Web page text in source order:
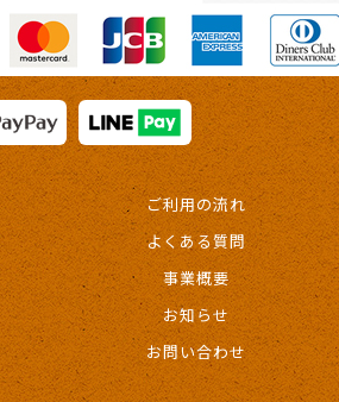
ご利用の流れ
よくある質問
事業概要
お知らせ
お問い合わせ